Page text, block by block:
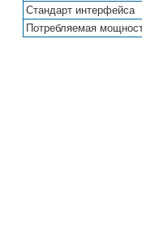
Стандарт интерфейса
Потребляемая